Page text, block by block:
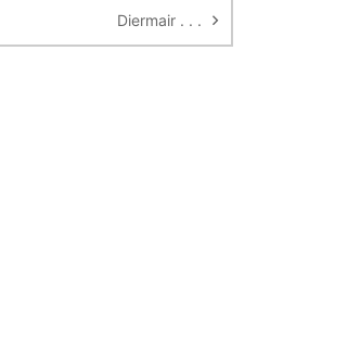
Diermair . . .